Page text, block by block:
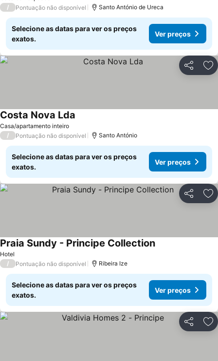
/
Pontuação não disponível Santo António de Ureca
Selecione as datas para ver os preços
exatos.
Ver preços
Partilhar
Casa/apartamento inteiro
Costa Nova Lda
/ Pontuação não disponível Santo António
Selecione as datas para ver os preços
exatos.
Ver preços
Partilhar
Hotel
Praia Sundy - Principe CollectionVer preços
/ Pontuação não disponível Ribeira Ize
Selecione as datas para ver os preços
exatos.
Ver preços
Partilhar